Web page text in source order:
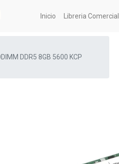
Inicio Libreria Comercial
DDR5 8GB 5600 KCP